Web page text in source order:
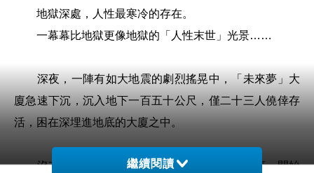
地獄深處，人性最寒冷的存在。
一幕幕比地獄更像地獄的「人性末世」光景……
深夜，一陣有如大地震的劇烈搖晃中，「未來夢」大
廈急速下沉，沉入地下一百五十公尺，僅二十三人僥倖存
活，困在深埋進地底的大廈之中。
沒有光、沒有水，氧氣也逐漸稀薄。這片地底，開始
繼續閱讀